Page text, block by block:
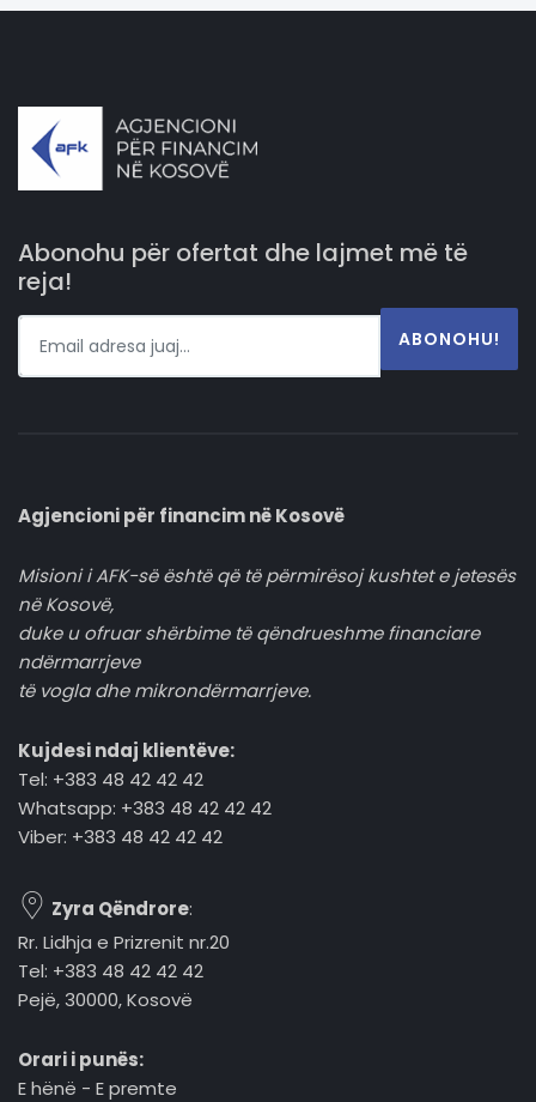
Abonohu për ofertat dhe lajmet më të
reja!
ABONOHU!
Agjencioni për financim në Kosovë
Misioni i AFK-së është që të përmirësoj kushtet e jetesës
në Kosovë,
duke u ofruar shërbime të qëndrueshme financiare
ndërmarrjeve
të vogla dhe mikrondërmarrjeve.
Kujdesi ndaj klientëve:
Tel: +383 48 42 42 42
Whatsapp: +383 48 42 42 42
Viber: +383 48 42 42 42
Zyra Qëndrore:
Rr. Lidhja e Prizrenit nr.20
Tel: +383 48 42 42 42
Pejë, 30000, Kosovë
Orari i punës:
E hënë - E premte